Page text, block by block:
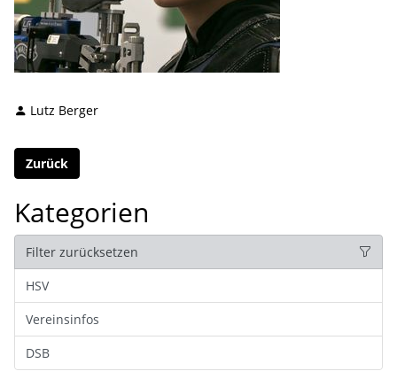
Lutz Berger
Zurück
Kategorien
Filter zurücksetzen
HSV
Vereinsinfos
DSB